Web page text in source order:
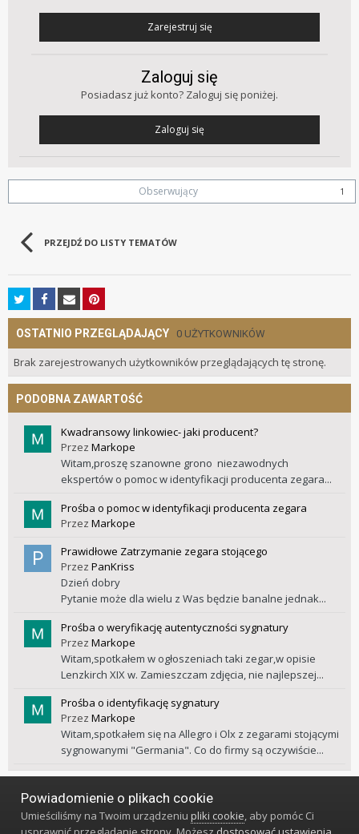
Zarejestruj się
Zaloguj się
Posiadasz już konto? Zaloguj się poniżej.
Zaloguj się
Obserwujący 1
PRZEJDŹ DO LISTY TEMATÓW
OSTATNIO PRZEGLĄDAJĄCY 0 UŻYTKOWNIKÓW
Brak zarejestrowanych użytkowników przeglądających tę stronę.
PODOBNA ZAWARTOŚĆ
Kwadransowy linkowiec- jaki producent?
Przez Markope
Witam,proszę szanowne grono niezawodnych
ekspertów o pomoc w identyfikacji producenta zegara...
Prośba o pomoc w identyfikacji producenta zegara
Przez Markope
Prawidłowe Zatrzymanie zegara stojącego
Przez PanKriss
Dzień dobry
Pytanie może dla wielu z Was będzie banalne jednak...
Prośba o weryfikację autentyczności sygnatury
Przez Markope
Witam,spotkałem w ogłoszeniach taki zegar,w opisie
Lenzkirch XIX w. Zamieszczam zdjęcia, nie najlepszej...
Prośba o identyfikację sygnatury
Przez Markope
Witam,spotkałem się na Allegro i Olx z zegarami stojącymi
sygnowanymi "Germania". Co do firmy są oczywiście...
Język Styl Polityka prywatności
Klub Miłośników Zegarów i Zegarków
Powiadomienie o plikach cookie
Umieściliśmy na Twoim urządzeniupliki cookie, aby pomóc Ci